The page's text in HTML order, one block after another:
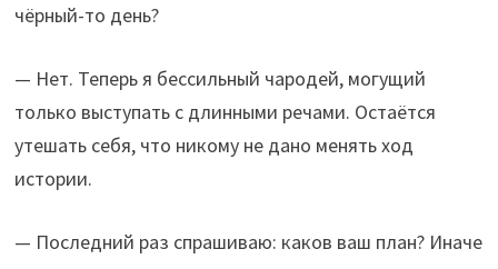
чёрный-то день?
— Нет. Теперь я бессильный чародей, могущий
только выступать с длинными речами. Остаётся
утешать себя, что никому не дано менять ход
истории.
— Последний раз спрашиваю: каков ваш план? Иначе